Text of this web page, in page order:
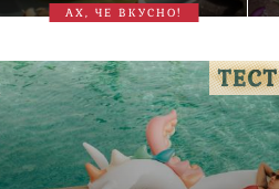
АХ, ЧЕ ВКУСНО!